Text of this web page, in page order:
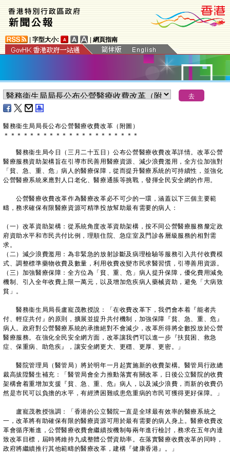
字型大小: 網頁指南
醫務衞生局局長公布公營醫療收費改革（附圖）
＊ ＊ ＊ ＊ ＊ ＊ ＊ ＊ ＊ ＊ ＊ ＊ ＊ ＊ ＊ ＊ ＊ ＊ ＊ ＊ ＊
醫務衞生局今日（三月二十五日）公布公營醫療收費改革詳情。改革公營
醫療服務資助架構旨在引導市民善用醫療資源、減少浪費濫用，全方位加強對
「貧、急、重、危」病人的醫療保障，從而提升醫療系統的可持續性，並強化
公營醫療系統來應對人口老化、醫療通脹等挑戰，發揮全民安全網的作用。
公營醫療收費改革作為醫療改革必不可少的一環，涵蓋以下三個主要範
疇，務求確保有限醫療資源可精準投放幫助最有需要的病人：
（一）改革資助架構：從系統角度改革資助架構，按不同公營醫療服務釐定政
府資助水平和市民共付比例，理順住院、急症室及門診各層級服務的相對需
求。
（二）減少浪費濫用：為非緊急的放射診斷及病理檢驗等服務引入共付收費模
式、調整標準藥物收費及數量，利用收費改變市民求醫習慣，引導善用資源。
（三）加強醫療保障：全方位為「貧、重、危」病人提升保障，優化費用減免
機制、引入全年收費上限一萬元，以及增加危疾病人藥械資助，避免「大病致
貧」。
醫務衞生局局長盧寵茂教授說：「在收費改革下，我們會本着『能者共
付、輕症共付』的原則，擴展並提升共付機制，加強保障『貧、急、重、危』
病人。政府對公營醫療系統的承擔絕對不會減少，改革所得將全數投放於公營
醫療服務。在強化全民安全網方面，改革讓我們可以進一步『扶貧困、救急
症、保重病、助危疾』，讓安全網更大、更穩、更厚、更密。」
醫院管理局（醫管局）將於明年一月起實施新的收費架構。醫管局行政總
裁高拔陞醫生補充：「醫管局會全力推動落實有關改革，日後公立醫院的收費
架構會着重增加支援『貧、急、重、危』病人，以及減少浪費，而新的收費仍
然是市民可以負擔的水平，有經濟困難或患危重病的市民可獲得更好保障。」
盧寵茂教授強調：「香港的公立醫院一直是全球最有效率的醫療系統之
一，改革將有助確保有限的醫療資源可用於最有需要的病人身上。醫療收費改
革會循序漸進，公營醫療收費會繼續按機制每兩年進行檢討，務求在五年內達
致改革目標，屆時將維持九成整體公營資助率。在落實醫療收費改革的同時，
政府將繼續推行其他範疇的醫療改革，建構『健康香港』。」